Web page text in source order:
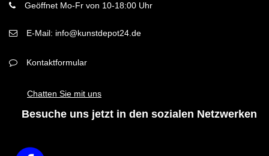
Geöffnet Mo-Fr von 10-18:00 Uhr
E-Mail: info@kunstdepot24.de
Kontaktformular
Chatten Sie mit uns
Besuche uns jetzt in den sozialen Netzwerken